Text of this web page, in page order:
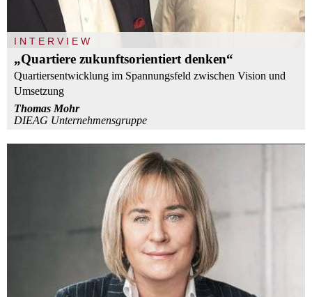
INTERVIEW
„Quartiere zukunftsorientiert denken“
Quartiersentwicklung im Spannungsfeld zwischen Vision und
Umsetzung
Thomas Mohr
DIEAG Unternehmensgruppe